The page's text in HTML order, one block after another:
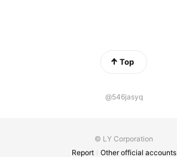
Top
@546jasyq
© LY Corporation
Report
Other official accounts